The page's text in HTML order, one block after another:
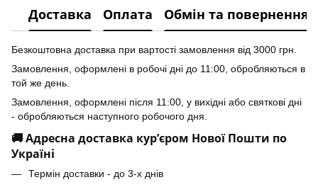
Доставка Оплата Обмін та повернення
Безкоштовна доставка при вартості замовлення від 3000 грн.
Замовлення, оформлені в робочі дні до 11:00, обробляються в
той же день.
Замовлення, оформлені після 11:00, у вихідні або святкові дні
- обробляються наступного робочого дня.
🚚 Адресна доставка кур’єром Нової Пошти по
Україні
Термін доставки - до 3-х днів